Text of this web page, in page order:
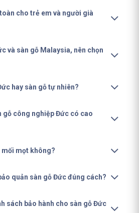
cho trẻ em và người già
và sàn gỗ Malaysia, nên chọn
hay sàn gỗ tự nhiên?
gỗ công nghiệp Đức có cao
mối mọt không?
quản sàn gỗ Đức đúng cách?
sách bảo hành cho sàn gỗ Đức